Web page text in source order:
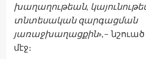
խաղաղութեան,
տնտեսական զարգացման
յառաջխաղացքին»,– նշուած
մէջ։